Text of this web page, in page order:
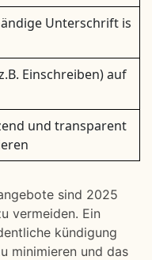
Unterschrift is
Einschreiben) auf
und transparent
sind 2025
vermeiden. Ein
kündigung
minimieren und das